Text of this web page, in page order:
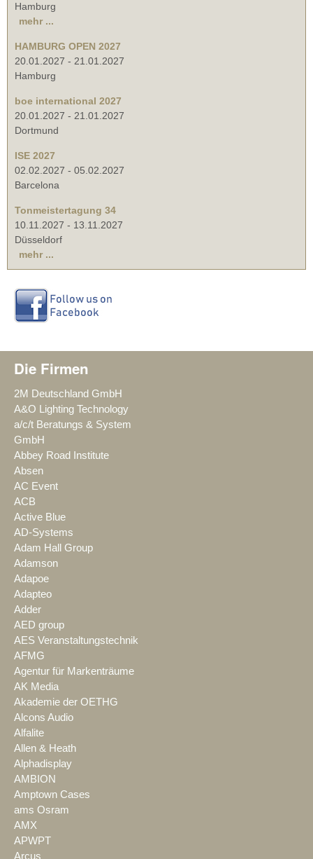
Hamburg
mehr ...
HAMBURG OPEN 2027
20.01.2027 - 21.01.2027
Hamburg
boe international 2027
20.01.2027 - 21.01.2027
Dortmund
ISE 2027
02.02.2027 - 05.02.2027
Barcelona
Tonmeistertagung 34
10.11.2027 - 13.11.2027
Düsseldorf
mehr ...
Die Firmen
2M Deutschland GmbH
A&O Lighting Technology
a/c/t Beratungs & System
GmbH
Abbey Road Institute
Absen
AC Event
ACB
Active Blue
AD-Systems
Adam Hall Group
Adamson
Adapoe
Adapteo
Adder
AED group
AES Veranstaltungstechnik
AFMG
Agentur für Markenträume
AK Media
Akademie der OETHG
Alcons Audio
Alfalite
Allen & Heath
Alphadisplay
AMBION
Amptown Cases
ams Osram
AMX
APWPT
Arcus